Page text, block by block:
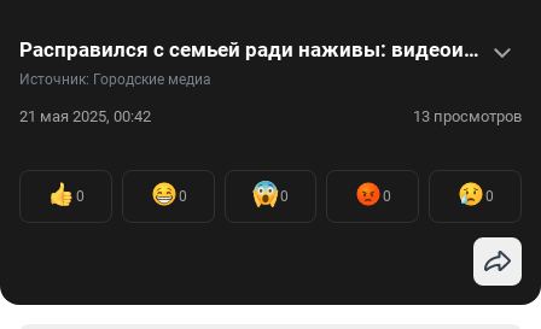
Расправился с семьей ради наживы: видеоистория «обаятельного убийцы» Руслана Бабаева
Источник: Городские медиа
21 мая 2025, 00:42 13 просмотров
0 0 0 0 0